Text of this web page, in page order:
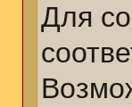
Для